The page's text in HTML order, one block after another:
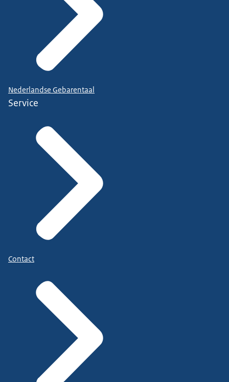
Nederlandse Gebarentaal
Service
Contact